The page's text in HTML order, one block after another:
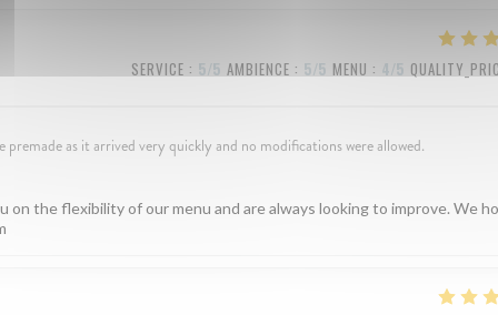
SERVICE : 5/5 AMBIENCE : 5 /5 MENU : 4/5
as it arrived very quickly and no modifications were allowed.
on the flexibility of our menu and are always looking to improve. We